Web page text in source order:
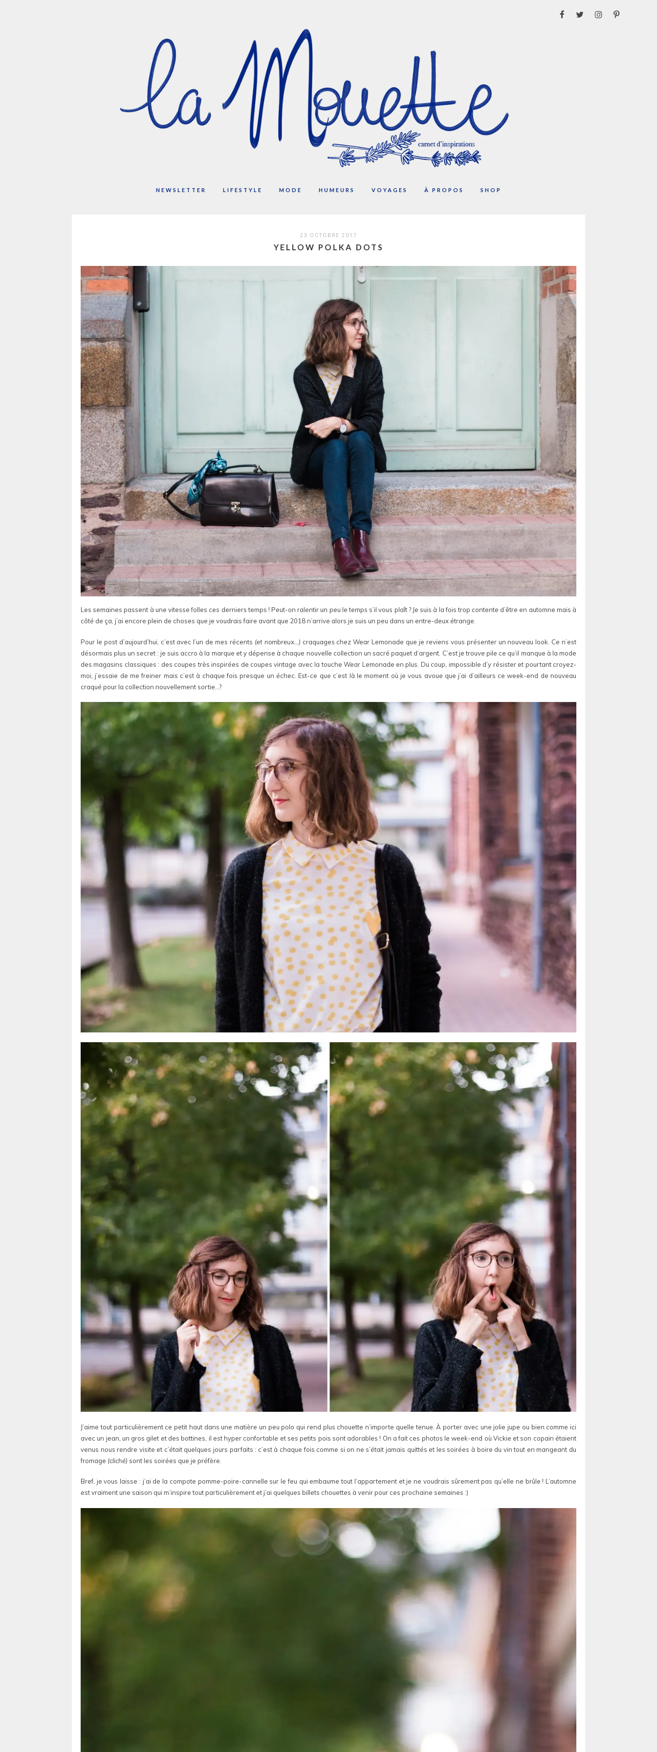
NEWSLETTER LIFESTYLE MODE HUMEURS VOYAGES À PROPOS SHOP
23 OCTOBRE 2017
YELLOW POLKA DOTS
Les semaines passent à une vitesse folles ces derniers temps ! Peut-on ralentir un peu le temps s’il vous plaît ? Je suis à la fois trop contente d’être en automne mais à
côté de ça, j’ai encore plein de choses que je voudrais faire avant que 2018 n’arrive alors je suis un peu dans un entre-deux étrange.
Pour le post d’aujourd’hui, c’est avec l’un de mes récents (et nombreux…) craquages chez Wear Lemonade que je reviens vous présenter un nouveau look. Ce n’est
désormais plus un secret : je suis accro à la marque et y dépense à chaque nouvelle collection un sacré paquet d’argent. C’est je trouve pile ce qu’il manque à la mode
des magasins classiques : des coupes très inspirées de coupes vintage avec la touche Wear Lemonade en plus. Du coup, impossible d’y résister et pourtant croyez-
moi, j’essaie de me freiner mais c’est à chaque fois presque un échec. Est-ce que c’est là le moment où je vous avoue que j’ai d’ailleurs ce week-end de nouveau
craqué pour la collection nouvellement sortie…?
J’aime tout particulièrement ce petit haut dans une matière un peu polo qui rend plus chouette n’importe quelle tenue. À porter avec une jolie jupe ou bien comme ici
avec un jean, un gros gilet et des bottines, il est hyper confortable et ses petits pois sont adorables ! On a fait ces photos le week-end où Vickie et son copain étaient
venus nous rendre visite et c’était quelques jours parfaits : c’est à chaque fois comme si on ne s’était jamais quittés et les soirées à boire du vin tout en mangeant du
fromage (cliché) sont les soirées que je préfère.
Bref, je vous laisse : j’ai de la compote pomme-poire-cannelle sur le feu qui embaume tout l’appartement et je ne voudrais sûrement pas qu’elle ne brûle ! L’automne
est vraiment une saison qui m’inspire tout particulièrement et j’ai quelques billets chouettes à venir pour ces prochaine semaines :)